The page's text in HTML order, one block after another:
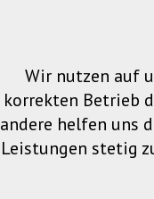
Wir nutzen auf
korrekten Betrieb
andere helfen uns
Leistungen stetig